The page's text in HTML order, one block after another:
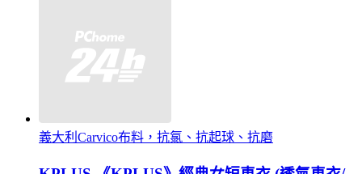
義大利Carvico布料，抗氯、抗起球、抗磨